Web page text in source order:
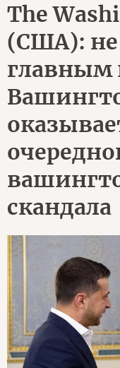
The
(США): не
главным
скандала